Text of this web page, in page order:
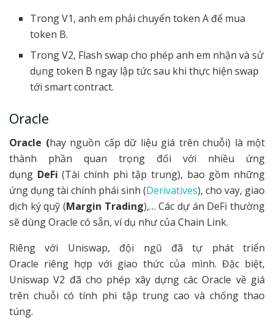
Trong V1, anh em phải chuyển token A để mua
token B.
Trong V2, Flash swap cho phép anh em nhận và sử
dụng token B ngay lập tức sau khi thực hiện swap
tới smart contract.
Oracle
Oracle (hay nguồn cấp dữ liệu giá trên chuỗi) là một
thành phần quan trọng đối với nhiều ứng
dụng DeFi(Tài chính phi tập trung), bao gồm những
ứng dụng tài chính phái sinh (Derivatives), cho vay, giao
dịch ký quỹ (Margin Trading),… Các dự án DeFi thường
sẽ dùng Oracle có sẵn, ví dụ như của Chain Link.
Riêng với Uniswap, đội ngũ đã tự phát triển
Oracle riêng hợp với giao thức của mình. Đặc biệt,
Uniswap V2 đã cho phép xây dựng các Oracle về giá
trên chuỗi có tính phi tập trung cao và chống thao
túng.